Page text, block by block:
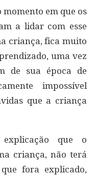
em que os
a lidar com esse
criança, fica muito
uma vez
de sua época de
impossível
que a criança
explicação que o
criança, não terá
fora explicado,